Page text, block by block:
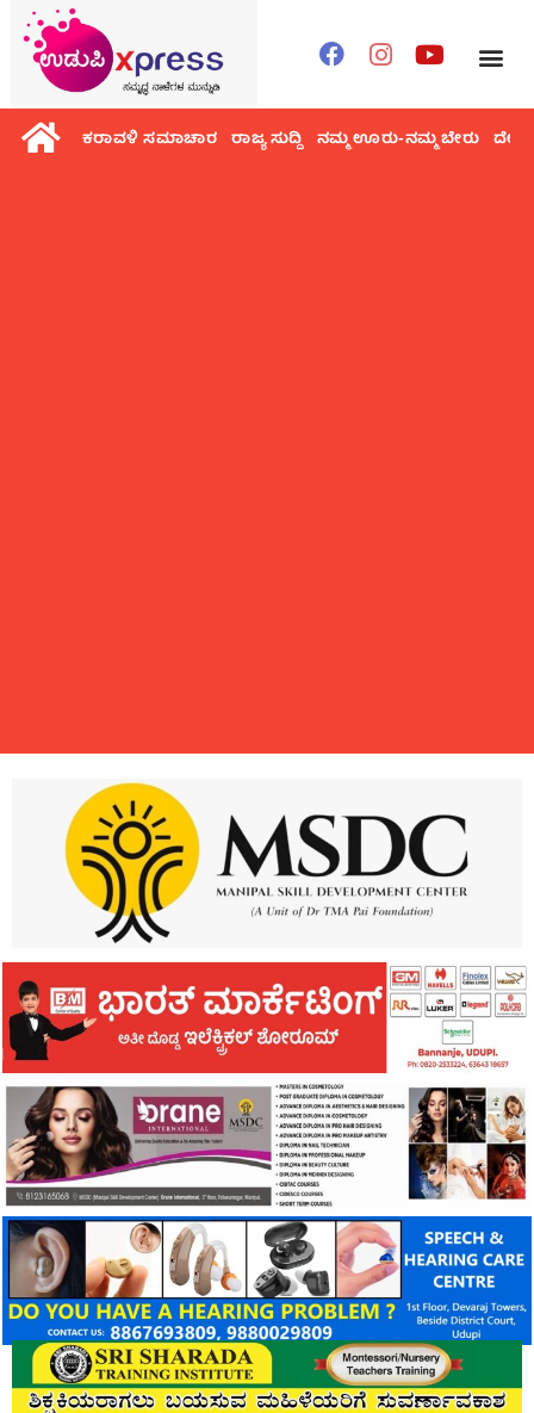
ಕರಾವಳಿ ಸಮಾಚಾರ ರಾಜ್ಯ ಸುದ್ದಿ ನಮ್ಮ ಊರು-ನಮ್ಮ ಬೇರು ದೇಶ